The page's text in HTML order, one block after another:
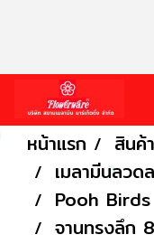
หน้าแรก
สินค้
เมลามีนลว
Pooh
จานทรงลึก